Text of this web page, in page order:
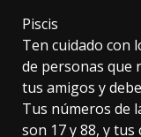
Piscis
Ten cuidado con
de personas que
tus amigos y
Tus números de
son 17 y 88, y